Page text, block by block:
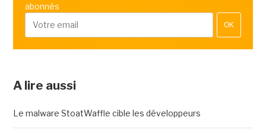
abonnés
OK
A lire aussi
Le malware StoatWaffle cible les développeurs